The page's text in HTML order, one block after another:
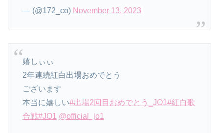
— (@172_co) November 13, 2023
嬉しぃぃ
2年連続紅白出場おめでとう
ございます
本当に嬉しい#出場2回目おめでとう_JO1 #紅白歌
合戦#JO1 @official_jo1